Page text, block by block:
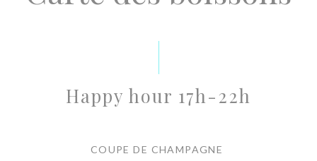
Happy hour 17h-22h
COUPE DE CHAMPAGNE